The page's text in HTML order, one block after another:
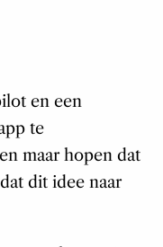
en een
te
maar hopen dat
dit idee naar